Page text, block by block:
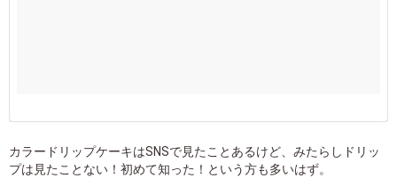
カラードリップケーキはSNSで見たことあるけど、みたらしドリッ
プは見たことない！初めて知った！という方も多いはず。